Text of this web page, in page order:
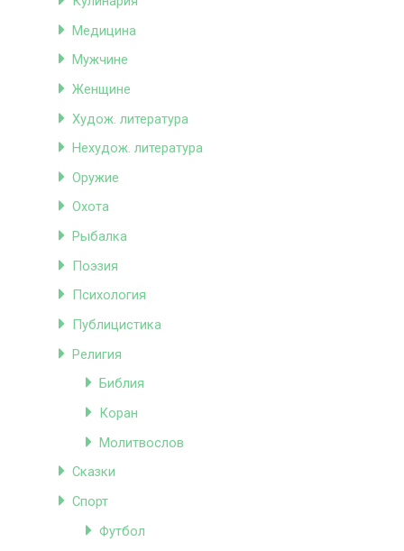
Медицина
Мужчине
Женщине
Худож. литература
Нехудож. литература
Оружие
Охота
Рыбалка
Поэзия
Психология
Публицистика
Религия
Библия
Коран
Молитвослов
Сказки
Спорт
Футбол